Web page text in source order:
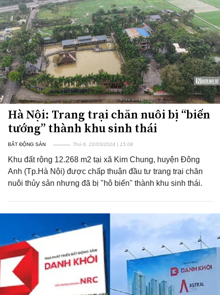
Hà Nội: Trang trại chăn nuôi bị “biến
tướng” thành khu sinh thái
BẤT ĐỘNG SẢN Thứ 6, 22/03/2024 | 15:08
Khu đất rộng 12.268 m2 tại xã Kim Chung, huyện Đông
Anh (Tp.Hà Nội) được chấp thuận đầu tư trang trại chăn
nuôi thủy sản nhưng đã bị "hô biến" thành khu sinh thái.